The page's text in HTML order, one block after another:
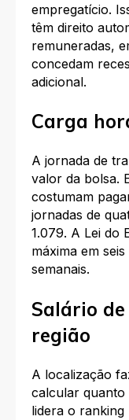
empregatício.
têm direito
remuneradas,
concedam
adicional.
Carga
A jornada de
valor da bolsa.
costumam
jornadas de
1.079. A Lei do
máxima em
semanais.
Salário
região
A localização
calcular quanto
lidera o ranking